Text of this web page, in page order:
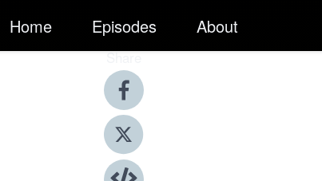
Home Episodes About
Share